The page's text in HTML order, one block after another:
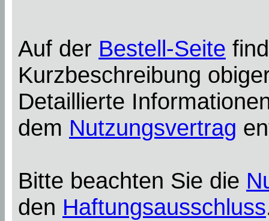
Auf der Bestell-Seite
Kurzbeschreibung
Detaillierte
dem Nutzungsvertrag
Bitte beachten Sie die
den Haftungsausschluss